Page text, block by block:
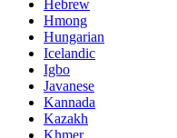
Hebrew
Hmong
Hungarian
Icelandic
Igbo
Javanese
Kannada
Kazakh
Khmer